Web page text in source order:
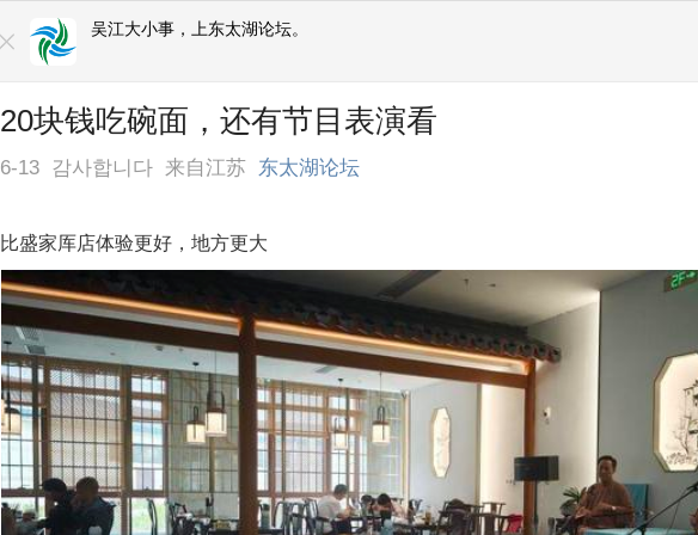
吴江大小事，上东太湖论坛。
20块钱吃碗面，还有节目表演看
6-13 감사합니다 来自江苏 东太湖论坛
比盛家厍店体验更好，地方更大